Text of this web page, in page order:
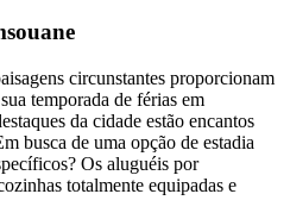
circunstantes proporcionam
temporada de férias em
da cidade estão encantos
busca de uma opção de estadia
Os aluguéis por
totalmente equipadas e